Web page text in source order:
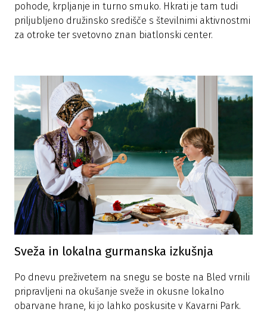
pohode, krpljanje in turno smuko. Hkrati je tam tudi
priljubljeno družinsko središče s številnimi aktivnostmi
za otroke ter svetovno znan biatlonski center.
Sveža in lokalna gurmanska izkušnja
Po dnevu preživetem na snegu se boste na Bled vrnili
pripravljeni na okušanje sveže in okusne lokalno
obarvane hrane, ki jo lahko poskusite v Kavarni Park.